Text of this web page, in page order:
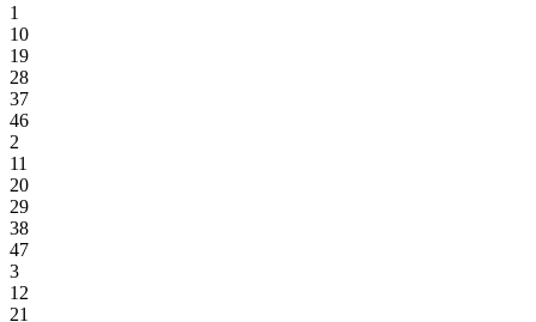
1
10
19
28
37
46
2
11
20
29
38
47
3
12
21